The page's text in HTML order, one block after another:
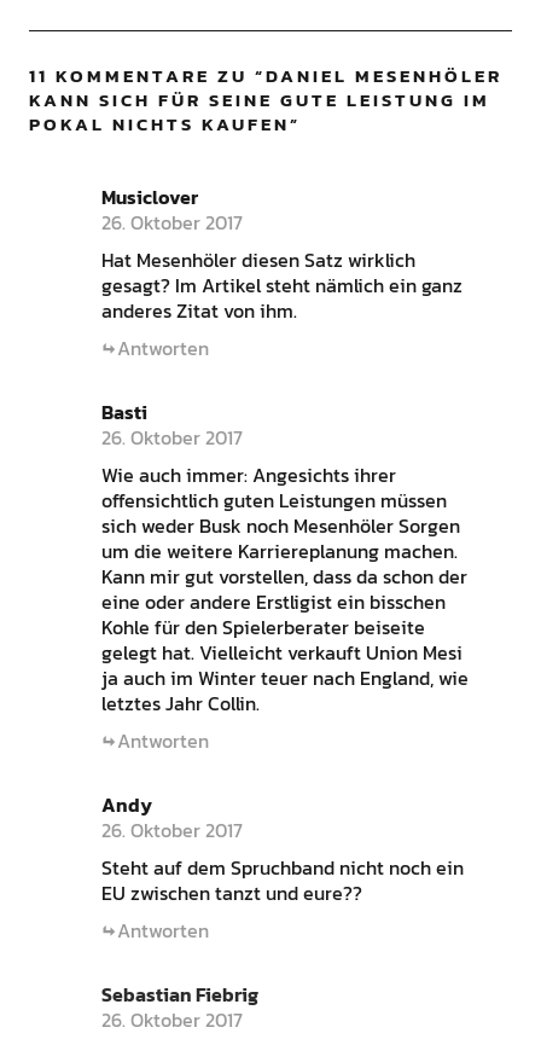
11 KOMMENTARE ZU “DANIEL MESENHÖLER
KANN SICH FÜR SEINE GUTE LEISTUNG IM
POKAL NICHTS KAUFEN”
Musiclover
26. Oktober 2017
Hat Mesenhöler diesen Satz wirklich
gesagt? Im Artikel steht nämlich ein ganz
anderes Zitat von ihm.
Antworten
Basti
26. Oktober 2017
Wie auch immer: Angesichts ihrer
offensichtlich guten Leistungen müssen
sich weder Busk noch Mesenhöler Sorgen
um die weitere Karriereplanung machen.
Kann mir gut vorstellen, dass da schon der
eine oder andere Erstligist ein bisschen
Kohle für den Spielerberater beiseite
gelegt hat. Vielleicht verkauft Union Mesi
ja auch im Winter teuer nach England, wie
letztes Jahr Collin.
Antworten
Andy
26. Oktober 2017
Steht auf dem Spruchband nicht noch ein
EU zwischen tanzt und eure??
Antworten
Sebastian Fiebrig
26. Oktober 2017